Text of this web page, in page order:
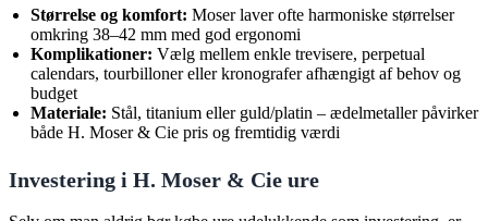
Størrelse og komfort: Moser laver ofte harmoniske størrelser
omkring 38–42 mm med god ergonomi
Komplikationer: Vælg mellem enkle trevisere, perpetual
calendars, tourbilloner eller kronografer afhængigt af behov og
budget
Materiale: Stål, titanium eller guld/platin – ædelmetaller påvirker
både H. Moser & Cie pris og fremtidig værdi
Investering i H. Moser & Cie ure